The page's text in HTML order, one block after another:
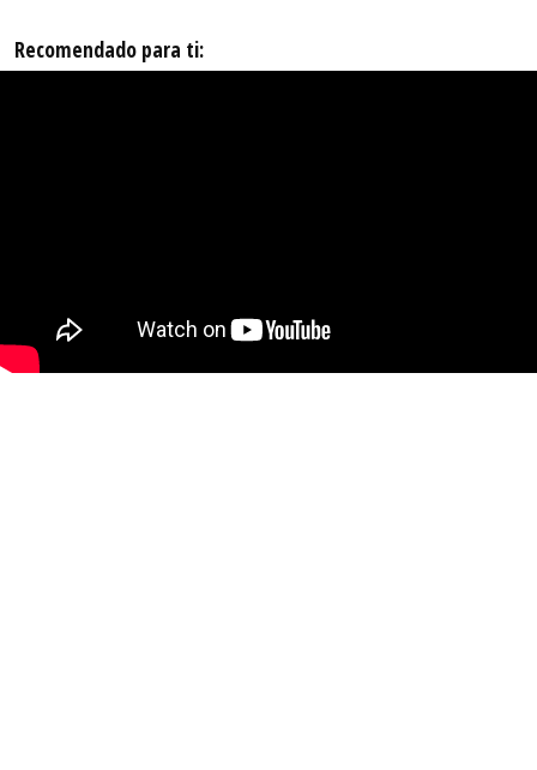
Recomendado para ti: